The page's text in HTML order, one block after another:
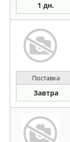
1 дн.
Поставка
Завтра